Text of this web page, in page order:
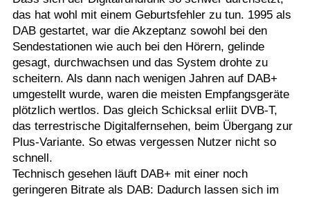
das hat wohl mit einem Geburtsfehler zu tun. 1995 als
DAB gestartet, war die Akzeptanz sowohl bei den
Sendestationen wie auch bei den Hörern, gelinde
gesagt, durchwachsen und das System drohte zu
scheitern. Als dann nach wenigen Jahren auf DAB+
umgestellt wurde, waren die meisten Empfangsgeräte
plötzlich wertlos. Das gleich Schicksal erliit DVB-T,
das terrestrische Digitalfernsehen, beim Übergang zur
Plus-Variante. So etwas vergessen Nutzer nicht so
schnell.
Technisch gesehen läuft DAB+ mit einer noch
geringeren Bitrate als DAB: Dadurch lassen sich im